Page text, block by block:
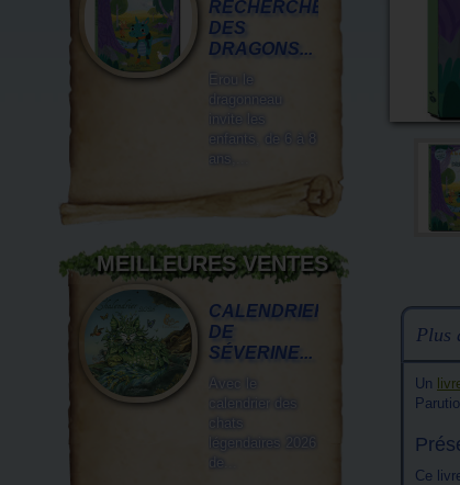
Plus
Un
Ce
RECHERCHE
DES
DRAGONS...
Erou le
dragonneau
invite les
enfants, de 6 à 8
ans,...
MEILLEURES VENTES
CALENDRIER
DE
SÉVERINE...
Avec le
calendrier des
chats
légendaires 2026
de...